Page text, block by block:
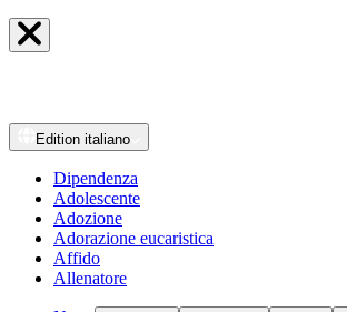
Edition italiano
Dipendenza
Adolescente
Adozione
Adorazione eucaristica
Affido
Allenatore